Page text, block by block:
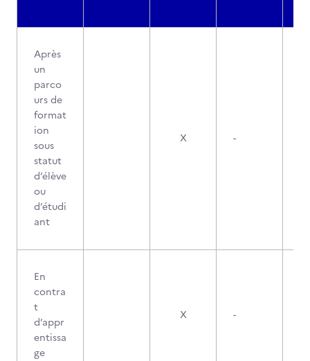
Après
un
parco
urs de
format
ion
sous
statut
d’élève
ou
d’étudi
ant
X -
En
contra
t
d’appr
entissa
ge
X -